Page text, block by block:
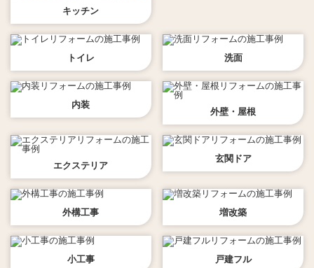
キッチン
トイレ 洗面
内装
外壁・屋根
エクステリア
玄関ドア
外構工事 増改築
小工事 戸建フル